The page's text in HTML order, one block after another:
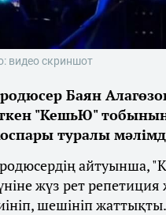
видео скриншот
Баян
"КешьЮ"
туралы
айтуынша,
жүз рет
шешініп жаттықты.